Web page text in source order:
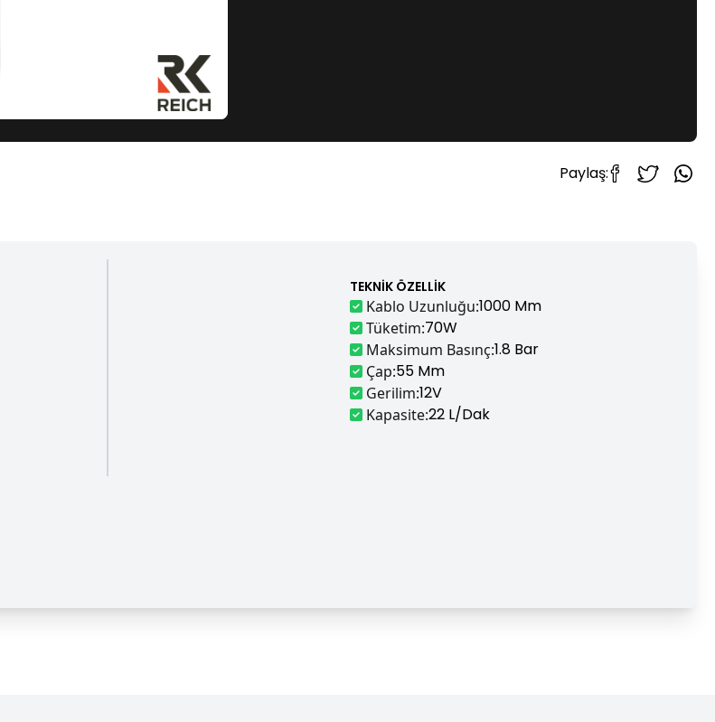
Paylaş:
TEKNIK ÖZELLIK
Kablo Uzunluğu:1000 Mm
Tüketim:70W
Maksimum Basınç:1.8 Bar
Çap:55 Mm
Gerilim:12V
Kapasite:22 L/Dak